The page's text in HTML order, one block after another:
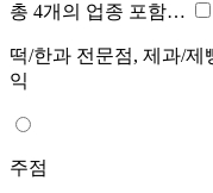
총 4개의 업종 포함…
떡/한과 전문점, 제과/제
익
주점